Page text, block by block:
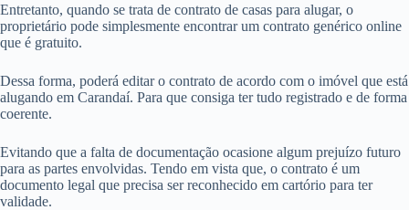
Entretanto, quando se trata de contrato de casas para alugar, o
proprietário pode simplesmente encontrar um contrato genérico online
que é gratuito.
Dessa forma, poderá editar o contrato de acordo com o imóvel que está
alugando em Carandaí. Para que consiga ter tudo registrado e de forma
coerente.
Evitando que a falta de documentação ocasione algum prejuízo futuro
para as partes envolvidas. Tendo em vista que, o contrato é um
documento legal que precisa ser reconhecido em cartório para ter
validade.